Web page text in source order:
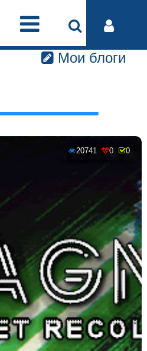
Мои блоги
20741 0 0